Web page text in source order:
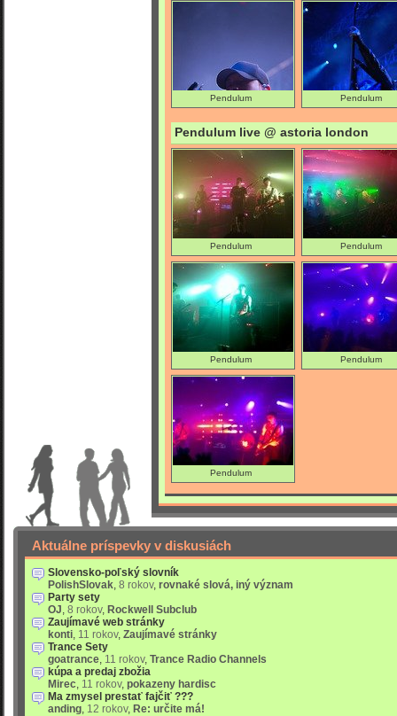
Pendulum Pendulum
Pendulum live @ astoria london
Pendulum Pendulum
Pendulum Pendulum
Pendulum
Aktuálne príspevky v diskusiách
Slovensko-poľský slovník
PolishSlovak 8 rokov, rovnaké slová, iný význam
Party sety
OJ 8 rokov, Rockwell Subclub
Zaujímavé web stránky
konti 11 rokov, Zaujímavé stránky
Trance Sety
goatrance 11 rokov, Trance Radio Channels
kúpa a predaj zbožia
Mirec 11 rokov, pokazeny hardisc
Ma zmysel prestať fajčiť ???
anding 12 rokov, Re: určite má!